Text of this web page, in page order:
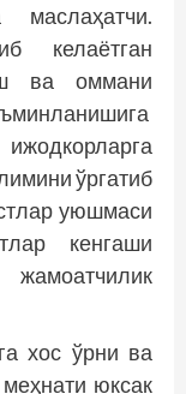
келаётган
ва оммани
ўргатиб
уюшмаси
кенгаши
хос ўрни ва
юксак